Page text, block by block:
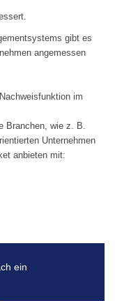
gibt es
angemessen
im
Branchen, wie z. B.
Unternehmen
anbieten mit:
ein